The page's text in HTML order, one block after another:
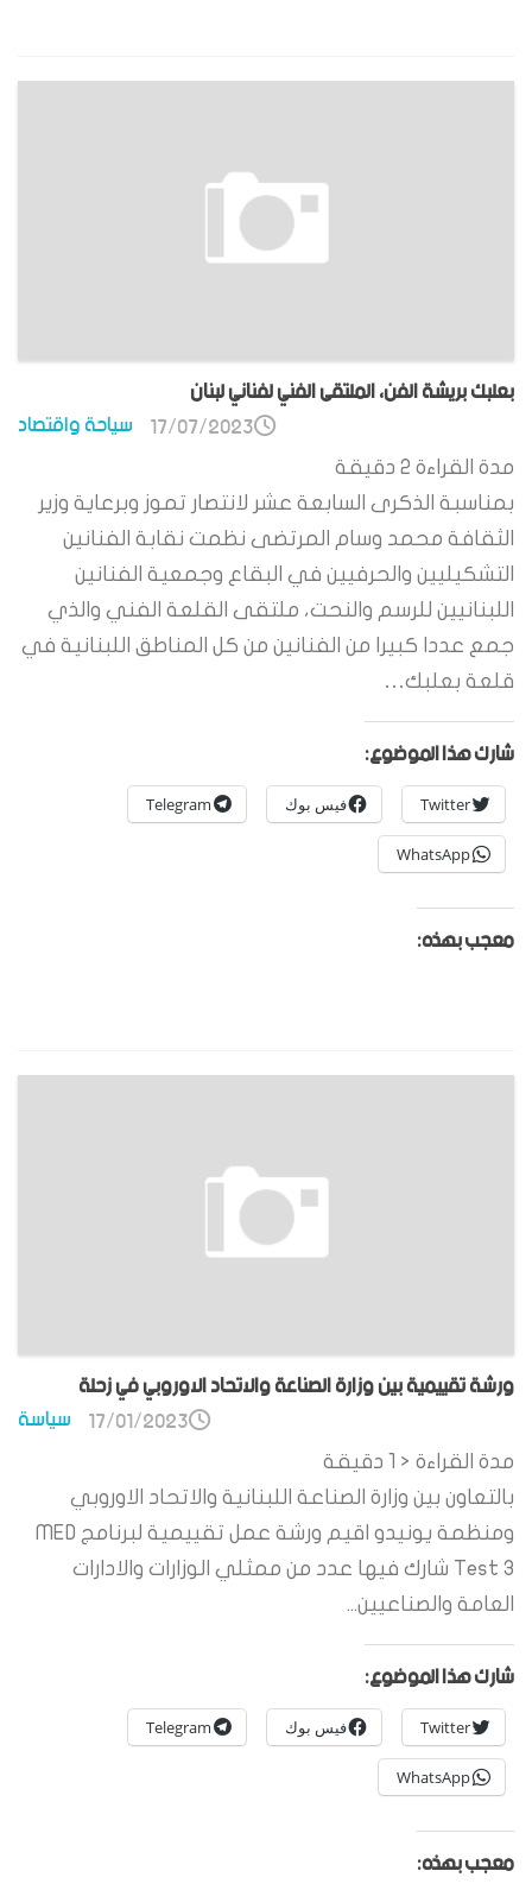
بعلبك بريشة الفن، الملتقى الفني لفناني لبنان
سياحة واقتصاد 17/07/2023
مدة القراءة 2 دقيقة
بمناسبة الذكرى السابعة عشر لانتصار تموز وبرعاية وزير
الثقافة محمد وسام المرتضى نظمت نقابة الفنانين
التشكيليين والحرفيين في البقاع وجمعية الفنانين
اللبنانيين للرسم والنحت، ملتقى القلعة الفني والذي
جمع عددا كبيرا من الفنانين من كل المناطق اللبنانية في
قلعة بعلبك…
شارك هذا الموضوع:
Twitter فيس بوك Telegram
WhatsApp
معجب بهذه:
ورشة تقييمية بين وزارة الصناعة والاتحاد الاوروبي في زحلة
سياسة 17/01/2023
مدة القراءة < 1
دقيقة
بالتعاون بين وزارة الصناعة اللبنانية والاتحاد الاوروبي
ومنظمة يونيدو اقيم ورشة عمل تقييمية لبرنامج MED
Test 3 شارك فيها عدد من ممثلي الوزارات والادارات
العامة والصناعيين...
شارك هذا الموضوع:
Twitter فيس بوك Telegram
WhatsApp
معجب بهذه: